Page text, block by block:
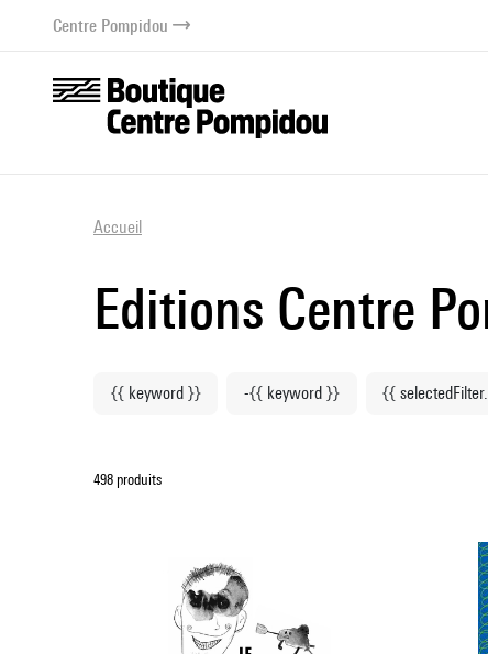
contenuCentre Pompidou
Accueil
Editions Centre
{{ keyword }} -{{ keyword }} {{
498 produits